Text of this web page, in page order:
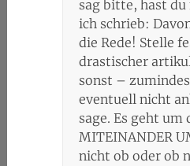
sag bitte, hast du
ich schrieb:
die Rede! Stelle
drastischer
sonst –
eventuell nicht
sage. Es geht um
MITEINANDER
nicht ob oder ob